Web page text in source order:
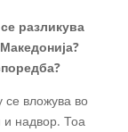
разликува
вложува во
и надвор. Тоа